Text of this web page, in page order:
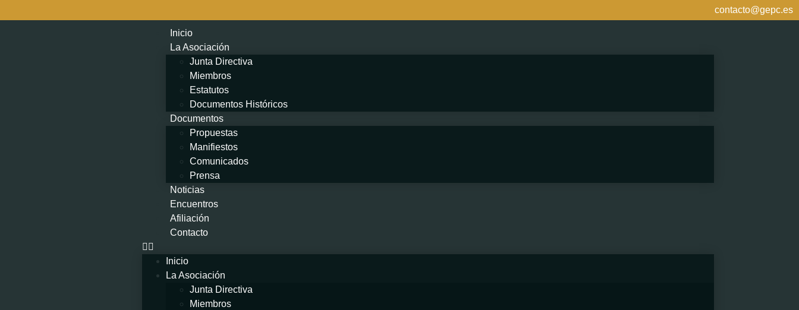
contacto@gepc.es
Inicio
La Asociación
Junta Directiva
Miembros
Estatutos
Documentos Históricos
Documentos
Propuestas
Manifiestos
Comunicados
Prensa
Noticias
Encuentros
Afiliación
Contacto
Inicio
La Asociación
Junta Directiva
Miembros